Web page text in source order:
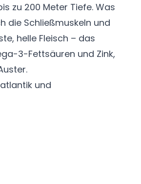
zu 200 Meter Tiefe. Was
die Schließmuskeln und
helle Fleisch – das
3-Fettsäuren und Zink,
und